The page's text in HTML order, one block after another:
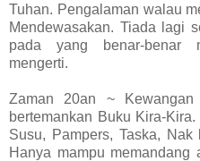
Tuhan. Pengalaman walau
Mendewasakan. Tiada lagi
pada yang benar-benar
mengerti.
Zaman 20an ~
bertemankan Buku Kira-
Susu, Pampers, Taska, Nak
Hanya mampu